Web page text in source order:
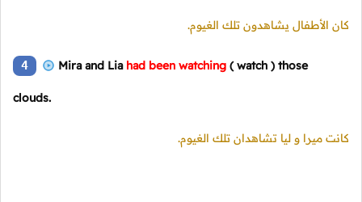
كان الأطفال يشاهدون تلك الغيوم.
4 Mira and Lia had been watching ( watch ) those
clouds.
كانت ميرا و ليا تشاهدان تلك الغيوم.